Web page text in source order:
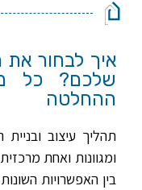
איך לבחור
שלכם? כל
ההחלטה
תהליך עיצוב
ומגוונות ואחת
בין האפשרויות